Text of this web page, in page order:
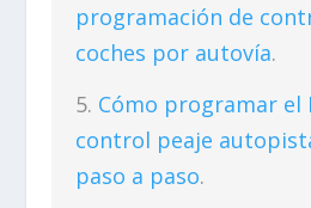
programación de
coches por autovía.
Cómo programar el
control peaje
paso a paso.